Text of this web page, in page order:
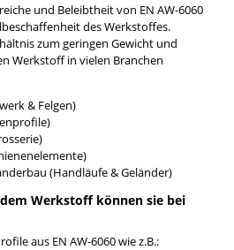
und Beleibtheit von EN AW-6060
des Werkstoffes.
zum geringen Gewicht und
Werkstoff in vielen Branchen
& Felgen)
(Handläufe & Geländer)
Werkstoff können sie bei
aus EN AW-6060 wie z.B.: